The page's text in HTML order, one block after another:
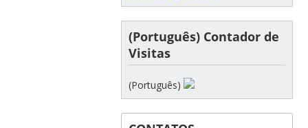
(Português) Contador de
Visitas
(Português)